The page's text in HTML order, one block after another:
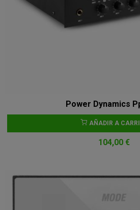
Power Dynamics
AÑADIR A
104,00 €